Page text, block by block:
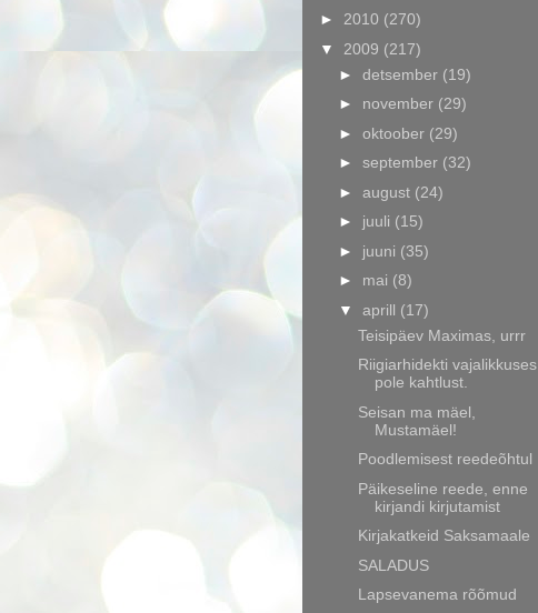
► 2010 (270)
▼ 2009 (217)
► detsember (19)
► november (29)
► oktoober (29)
► september (32)
► august (24)
► juuli (15)
► juuni (35)
► mai (8)
▼ aprill (17)
Teisipäev Maximas, urrr
Riigiarhidekti vajalikkuses
pole kahtlust.
Seisan ma mäel,
Mustamäel!
Poodlemisest reedeõhtul
Päikeseline reede, enne
kirjandi kirjutamist
Kirjakatkeid Saksamaale
SALADUS
Lapsevanema rõõmud